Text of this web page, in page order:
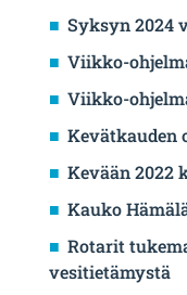
Syksyn 2024
Viikko-
Viikko-
Kevätkauden
Kevään 2022
Kauko
Rotarit
vesitietämystä